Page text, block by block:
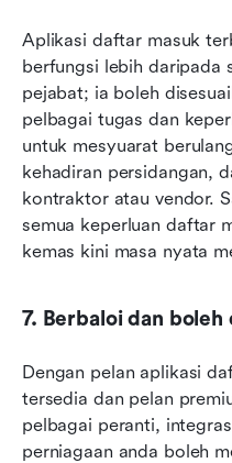
Aplikasi daftar masuk
berfungsi lebih daripada
pejabat; ia boleh
pelbagai tugas dan
untuk mesyuarat
kehadiran persidangan,
kontraktor atau vendor.
semua keperluan daftar
kemas kini masa nyata
7. Berbaloi dan boleh
Dengan pelan aplikasi
tersedia dan pelan
pelbagai peranti,
perniagaan anda boleh